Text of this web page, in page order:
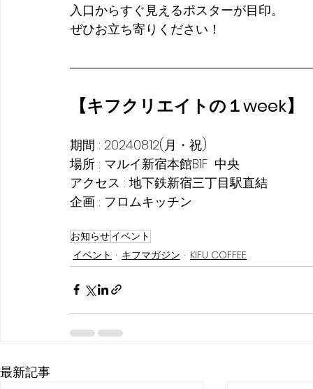
入口からすぐ見えるポスターが目印。
ぜひお立ち寄りください！
【キフクリエイトの１week】
期間 : 2024.08.12(月・祝)
場所 : マルイ新宿本館B1F  中央
アクセス : 地下鉄新宿三丁目駅直結
企画 : フロムキッチン
お知らせイベント
イベント
キフマガジン KIFU COFFEE
最新記事